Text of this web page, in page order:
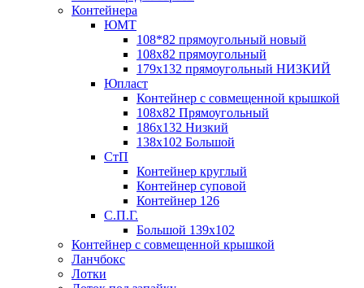
Контейнера
ЮМТ
108*82 прямоугольный новый
108х82 прямоугольный
179х132 прямоугольный НИЗКИЙ
Юпласт
Контейнер с совмещенной крышкой
108х82 Прямоугольный
186х132 Низкий
138х102 Большой
СтП
Контейнер круглый
Контейнер суповой
Контейнер 126
С.П.Г.
Большой 139х102
Контейнер с совмещенной крышкой
Ланчбокс
Лотки